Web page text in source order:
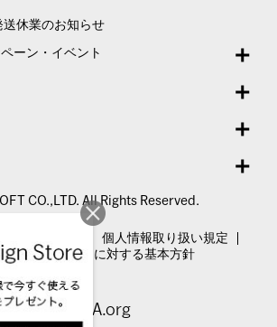
休業のお知らせ
ーン・イベント
CO.,LTD. All Rights Reserved.
個人情報取り扱い規定
ーハラスメントに対する基本方針
Visit MoMA.org